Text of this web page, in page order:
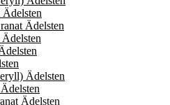
Ädelsten
Ädelsten
Ädelsten